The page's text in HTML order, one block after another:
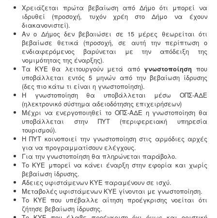
Χρειάζεται πρώτα βεβαίωση από Δήμο ότι μπορεί να
ιδρυθεί (προσοχή, τυχόν χρέη στο Δήμο να έχουν
διακανονιστεί).
Αν ο Δήμος δεν βεβαιώσει σε 15 μέρες θεωρείται ότι
βεβαίωσε θετικά (προσοχή, σε αυτή την περίπτωση ο
ενδιαφερόμενος βαρύνεται με την απόδειξη της
νομιμότητας της έναρξης).
Τα ΚΥΕ θα λειτουργούν μετά από γνωστοποίηση που
υποβάλλεται εντός 5 μηνών από την βεβαίωση ίδρυσης
(δες πιο κάτω τι είναι η γνωστοποίηση).
Η γνωστοποίηση θα υποβάλλεται μέσω ΟΠΣ-ΑΔΕ
(ηλεκτρονικό σύστημα αδειοδότησης επιχειρήσεων)
Μέχρι να ενεργοποιηθεί το ΟΠΣ-ΑΔΕ η γνωστοποίηση θα
υποβάλλεται στην ΠΥΤ (περιφερειακή υπηρεσία
τουρισμού).
Η ΠΥΤ κοινοποιεί την γνωστοποίηση στις αρμόδιες αρχές
για να προγραμματίσουν ελέγχους.
Για την γνωστοποίηση θα πληρώνεται παράβολο.
Το ΚΥΕ μπορεί να κάνει έναρξη στην εφορία και χωρίς
βεβαίωση ίδρυσης.
Άδειες υφιστάμενων ΚΥΕ παραμένουν σε ισχύ.
Μεταβολές υφιστάμενων ΚΥΕ γίνονται με γνωστοποίηση.
Το ΚΥΕ που υπέβαλλε αίτηση προέγκρισης νοείται ότι
ζήτησε βεβαίωση ίδρυσης.